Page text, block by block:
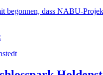
begonnen, dass NABU-